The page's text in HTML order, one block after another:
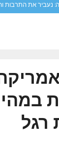
נעביר את התרבות
רגל